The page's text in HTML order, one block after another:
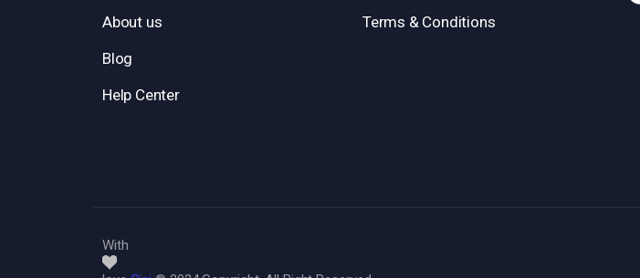
About us
Blog
Help Center
Terms & Conditions
With